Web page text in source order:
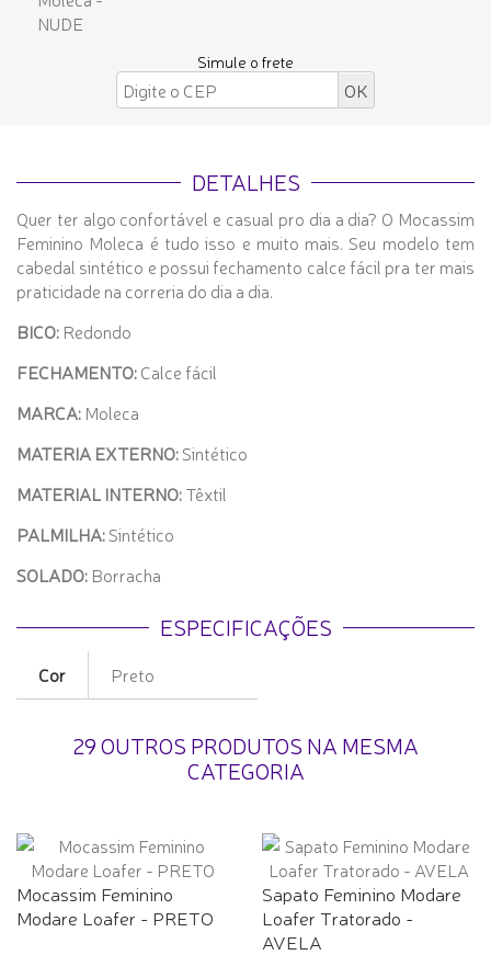
Simule o frete
DETALHES
Quer ter algo confortável e casual pro dia a dia? O Mocassim
Feminino Moleca é tudo isso e muito mais. Seu modelo tem
cabedal sintético e possui fechamento calce fácil pra ter mais
praticidade na correria do dia a dia.
BICO: Redondo
FECHAMENTO:Calce fácil
MARCA: Moleca
MATERIA EXTERNO:Sintético
MATERIAL INTERNO:Têxtil
PALMILHA:Sintético
SOLADO: Borracha
ESPECIFICAÇÕES
Cor Preto
29 OUTROS PRODUTOS NA MESMA
CATEGORIA
Mocassim Feminino
Modare Loafer - PRETO
Sapato Feminino Modare
Loafer Tratorado -
AVELA